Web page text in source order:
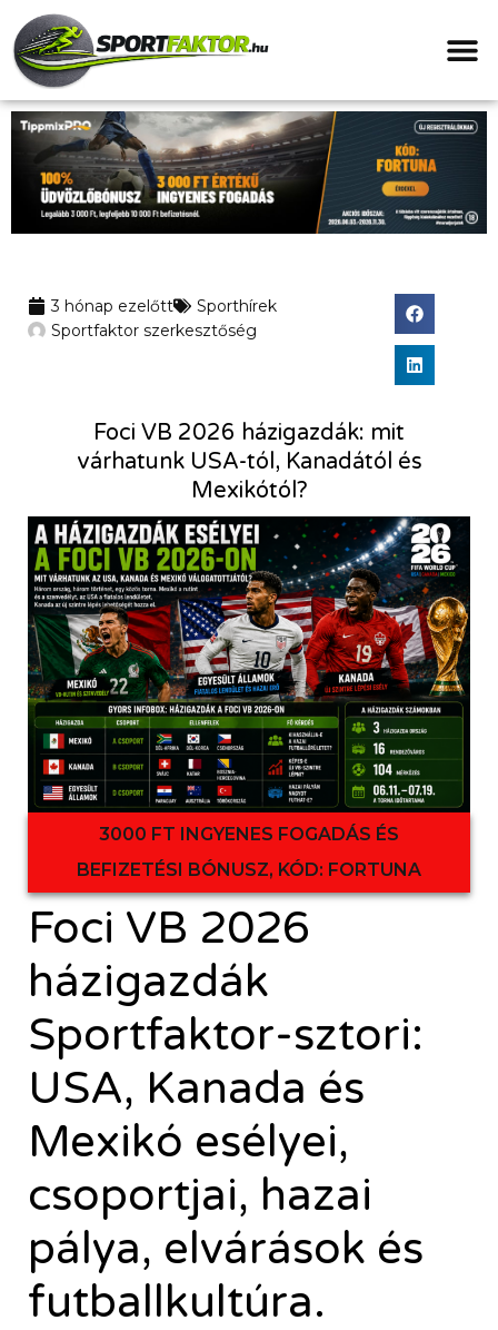
3 hónap ezelőtt
Sporthírek
Sportfaktor szerkesztőség
3000 FT INGYENES FOGADÁS ÉS
BEFIZETÉSI BÓNUSZ, KÓD: FORTUNA
Foci VB 2026 házigazdák: mit
várhatunk USA-tól, Kanadától és
Mexikótól?
Foci VB 2026
házigazdák
Sportfaktor-sztori:
USA, Kanada és
Mexikó esélyei,
csoportjai, hazai
pálya, elvárások és
futballkultúra.